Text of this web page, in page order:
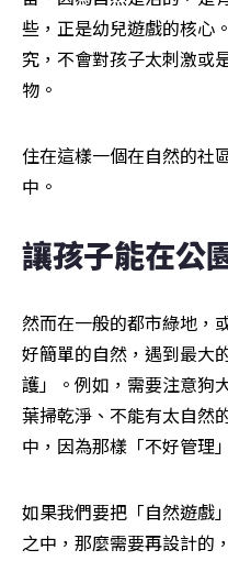
些，正是幼兒遊戲的核心
究，不會對孩子太刺激或
物。
住在這樣一個在自然的社
中。
讓孩子能在公
然而在一般的都市綠地，
好簡單的自然，遇到最大
護」。例如，需要注意狗
葉掃乾淨、不能有太自然
中，因為那樣「不好管理
如果我們要把「自然遊戲
之中，那麼需要再設計的